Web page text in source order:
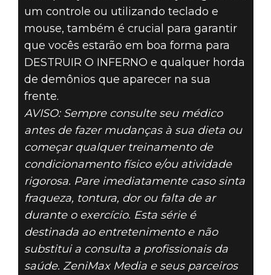
um controle ou utilizando teclado e
mouse, também é crucial para garantir
que vocês estarão em boa forma para
DESTRUIR O INFERNO e qualquer horda
de demônios que aparecer na sua
frente.
AVISO: Sempre consulte seu médico
antes de fazer mudanças à sua dieta ou
começar qualquer treinamento de
condicionamento físico e/ou atividade
rigorosa. Pare imediatamente caso sinta
fraqueza, tontura, dor ou falta de ar
durante o exercício. Esta série é
destinada ao entretenimento e não
substitui a consulta a profissionais da
saúde. ZeniMax Media e seus parceiros